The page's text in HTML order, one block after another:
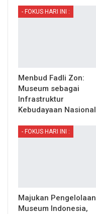
- FOKUS HARI INI :
Menbud Fadli Zon:
Museum sebagai
Infrastruktur
Kebudayaan Nasional
- FOKUS HARI INI :
Majukan Pengelolaan
Museum Indonesia,